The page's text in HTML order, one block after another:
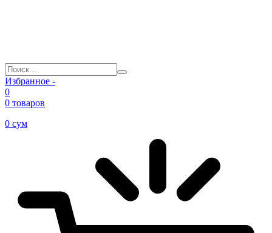
Избранное -
0
0 товаров
0 сум